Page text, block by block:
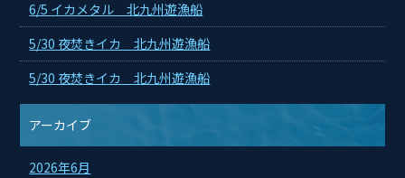
6/5 イカメタル 北九州遊漁船
5/30 夜焚きイカ 北九州遊漁船
5/30 夜焚きイカ 北九州遊漁船
アーカイブ
2026年6月